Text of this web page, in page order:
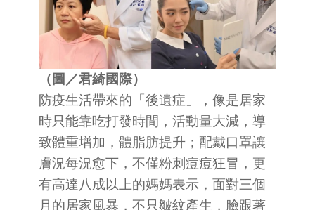
（圖／君綺國際）
防疫生活帶來的「後遺症」，像是居家
時只能靠吃打發時間，活動量大減，導
致體重增加，體脂肪提升；配戴口罩讓
膚況每況愈下，不僅粉刺痘痘狂冒，更
有高達八成以上的媽媽表示，面對三個
月的居家風暴，不只皺紋產生，臉跟著